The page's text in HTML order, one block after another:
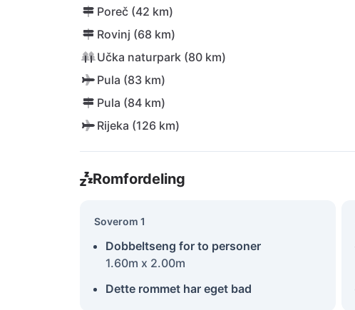
Poreč (42 km)
Rovinj (68 km)
Učka naturpark (80 km)
Pula (83 km)
Pula (84 km)
Rijeka (126 km)
Romfordeling
Soverom 1
Dobbeltseng for to personer
1.60m x 2.00m
Dette rommet har eget bad